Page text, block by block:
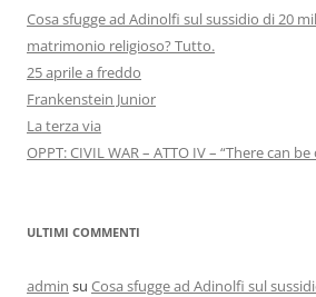
Cosa sfugge ad Adinolfi sul sussidio di 20
matrimonio religioso? Tutto.
25 aprile a freddo
Frankenstein Junior
La terza via
OPPT: CIVIL WAR – ATTO IV – “There can
ULTIMI COMMENTI
admin su Cosa sfugge ad Adinolfi sul